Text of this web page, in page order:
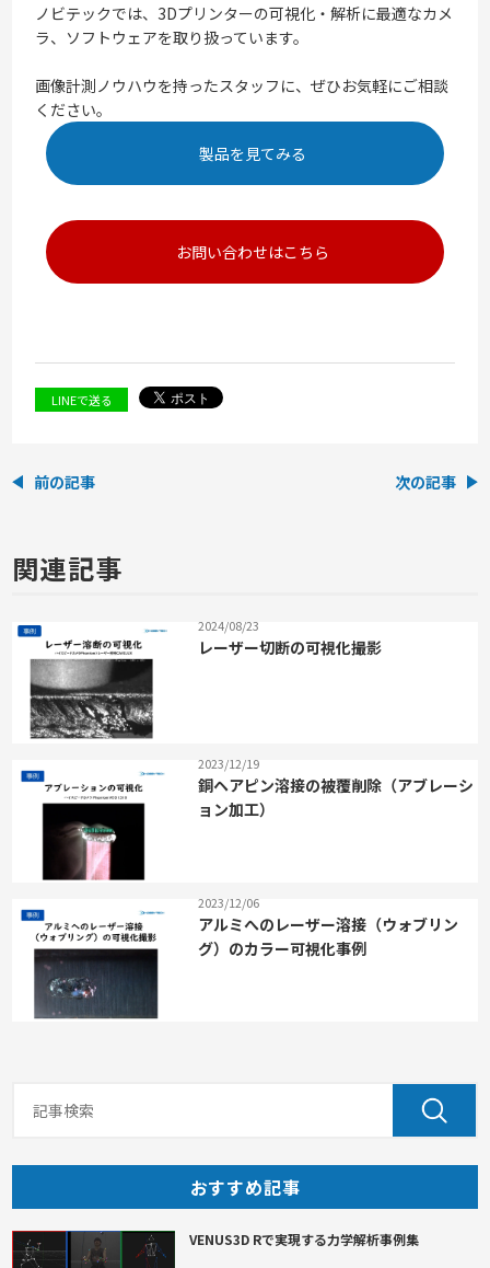
ノビテックでは、3Dプリンターの可視化・解析に最適なカメ
ラ、ソフトウェアを取り扱っています。
画像計測ノウハウを持ったスタッフに、ぜひお気軽にご相談
ください。
製品を見てみる
お問い合わせはこちら
LINEで送る
前の記事 次の記事
関連記事
2024/08/23
レーザー切断の可視化撮影
2023/12/19
銅ヘアピン溶接の被覆削除（アブレーシ
ョン加工）
2023/12/06
アルミへのレーザー溶接（ウォブリン
グ）のカラー可視化事例
おすすめ記事
VENUS3D Rで実現する力学解析事例集